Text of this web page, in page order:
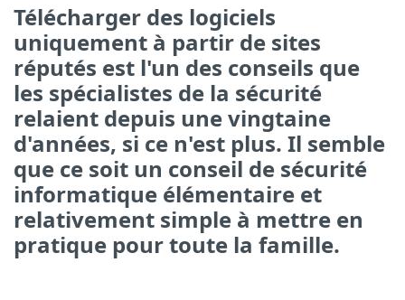
Télécharger des logiciels
uniquement à partir de sites
réputés est l'un des conseils que
les spécialistes de la sécurité
relaient depuis une vingtaine
d'années, si ce n'est plus. Il semble
que ce soit un conseil de sécurité
informatique élémentaire et
relativement simple à mettre en
pratique pour toute la famille.